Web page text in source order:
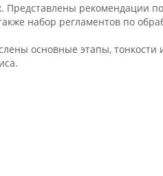
Представлены рекомендации
набор регламентов по
основные этапы, тонкости